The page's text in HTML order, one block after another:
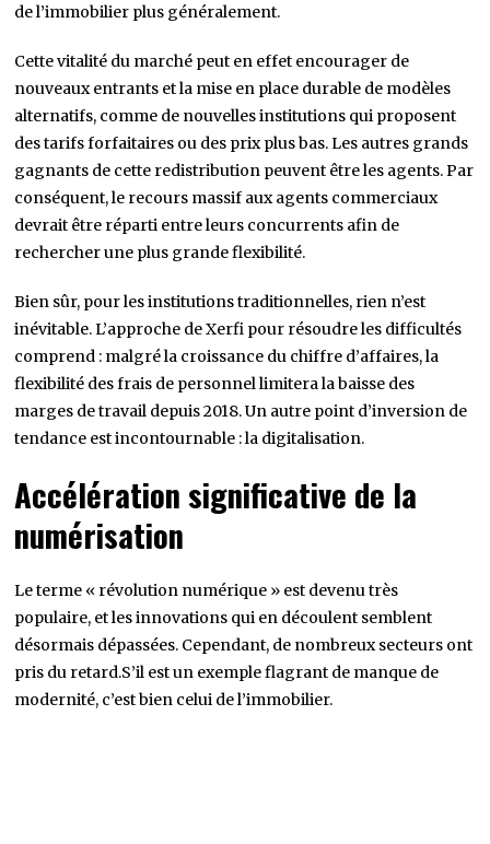
de l’immobilier plus généralement.
Cette vitalité du marché peut en effet encourager de
nouveaux entrants et la mise en place durable de modèles
alternatifs, comme de nouvelles institutions qui proposent
des tarifs forfaitaires ou des prix plus bas. Les autres grands
gagnants de cette redistribution peuvent être les agents. Par
conséquent, le recours massif aux agents commerciaux
devrait être réparti entre leurs concurrents afin de
rechercher une plus grande flexibilité.
Bien sûr, pour les institutions traditionnelles, rien n’est
inévitable. L’approche de Xerfi pour résoudre les difficultés
comprend : malgré la croissance du chiffre d’affaires, la
flexibilité des frais de personnel limitera la baisse des
marges de travail depuis 2018. Un autre point d’inversion de
tendance est incontournable : la digitalisation.
Accélération significative de la
numérisation
Le terme « révolution numérique » est devenu très
populaire, et les innovations qui en découlent semblent
désormais dépassées. Cependant, de nombreux secteurs ont
pris du retard.S’il est un exemple flagrant de manque de
modernité, c’est bien celui de l’immobilier.